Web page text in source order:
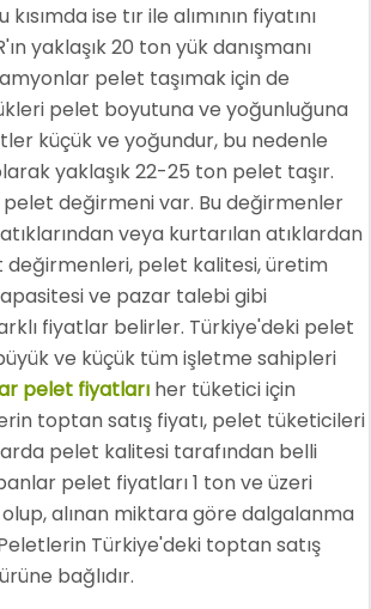
ise tır ile alımının fiyatını
yaklaşık 20 ton yük danışmanı
pelet taşımak için de
pelet boyutuna ve yoğunluğuna
küçük ve yoğundur, bu nedenle
yaklaşık 22-25 ton pelet taşır.
değirmeni var. Bu değirmenler
veya kurtarılan atıklardan
değirmenleri, pelet kalitesi, üretim
ve pazar talebi gibi
fiyatlar belirler. Türkiye'deki pelet
ve küçük tüm işletme sahipleri
pelet fiyatları her tüketici için
toptan satış fiyatı, pelet tüketicileri
pelet kalitesi tarafından belli
pelet fiyatları 1 ton ve üzeri
alınan miktara göre dalgalanma
Türkiye'deki toptan satış
bağlıdır.